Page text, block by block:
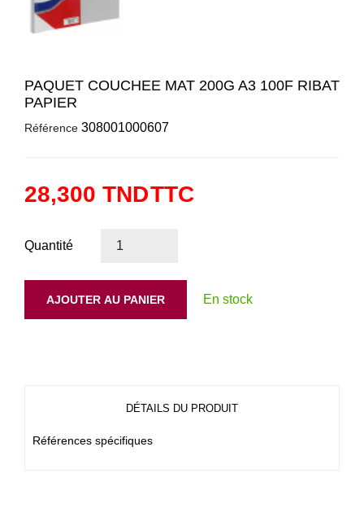
PAQUET COUCHEE MAT 200G A3 100F RIBAT
PAPIER
Référence 308001000607
28,300 TNDTTC
Quantité
AJOUTER AU PANIER En stock
DÉTAILS DU PRODUIT
Références spécifiques